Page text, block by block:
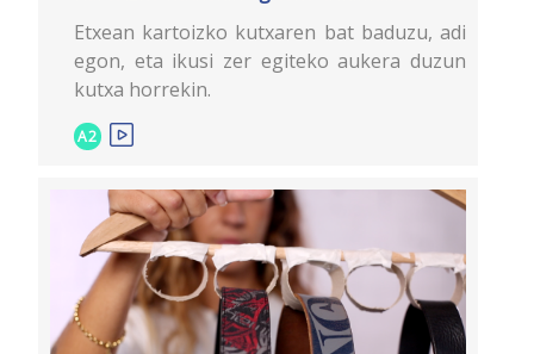
Etxean kartoizko kutxaren bat baduzu, adi
egon, eta ikusi zer egiteko aukera duzun
kutxa horrekin.
A2